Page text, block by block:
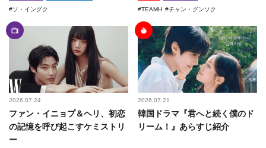
ソ・イングク TEAMH チャン・グンソク
2026.07.24
ファン・イニョプ＆ヘリ、初恋
の記憶を呼び起こすケミストリ
ー
2026.07.21
韓国ドラマ『君へと続く僕のド
リーム！』あらすじ紹介